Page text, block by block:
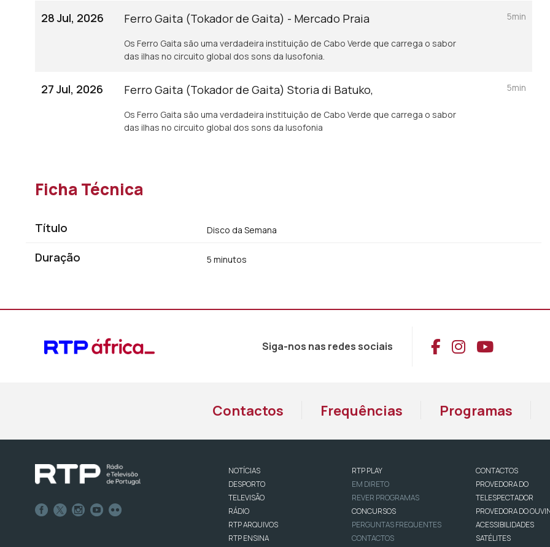
28 Jul, 2026 Ferro Gaita (Tokador de Gaita) - Mercado Praia
Os Ferro Gaita são uma verdadeira instituição de Cabo Verde que carrega o sabor
das ilhas no circuito global dos sons da lusofonia.
5min
27 Jul, 2026 Ferro Gaita (Tokador de Gaita) Storia di Batuko,
Os Ferro Gaita são uma verdadeira instituição de Cabo Verde que carrega o sabor
das ilhas no circuito global dos sons da lusofonia
5min
Ficha Técnica
Título Disco da Semana
Duração 5 minutos
Siga-nos nas redes sociais Aceder ao
Aceder ao
Aceder
Contactos Frequências Programas
NOTÍCIAS
DESPORTO
TELEVISÃO
RÁDIO
RTP ARQUIVOS
RTP ENSINA
RTP PLAY
EM DIRETO
REVER PROGRAMAS
CONCURSOS
PERGUNTAS FREQUENTES
CONTACTOS
CONTACTOS
PROVEDORA DO
TELESPECTADOR
PROVEDORA DO
ACESSIBILIDADES
SATÉLITES